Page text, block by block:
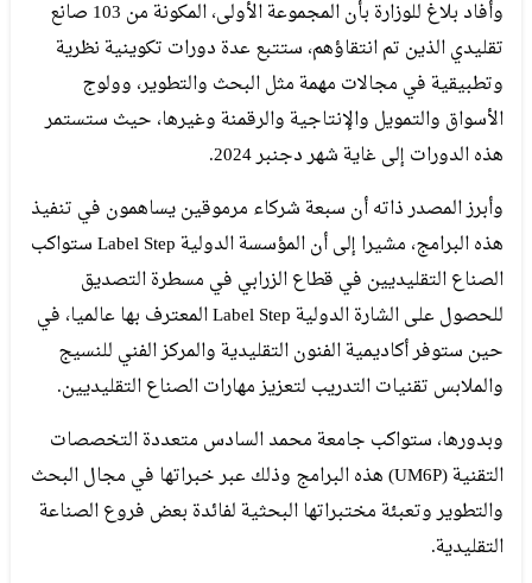
وأفاد بلاغ للوزارة بأن المجموعة الأولى، المكونة من 103 صانع
تقليدي الذين تم انتقاؤهم، ستتبع عدة دورات تكوينية نظرية
وتطبيقية في مجالات مهمة مثل البحث والتطوير، وولوج
الأسواق والتمويل والإنتاجية والرقمنة وغيرها، حيث ستستمر
هذه الدورات إلى غاية شهر دجنبر 2024.
وأبرز المصدر ذاته أن سبعة شركاء مرموقين يساهمون في تنفيذ
هذه البرامج، مشيرا إلى أن المؤسسة الدولية Label Step ستواكب
الصناع التقليديين في قطاع الزرابي في مسطرة التصديق
للحصول على الشارة الدولية Label Step المعترف بها عالميا، في
حين ستوفر أكاديمية الفنون التقليدية والمركز الفني للنسيج
والملابس تقنيات التدريب لتعزيز مهارات الصناع التقليديين.
وبدورها، ستواكب جامعة محمد السادس متعددة التخصصات
التقنية (UM6P) هذه البرامج وذلك عبر خبراتها في مجال البحث
والتطوير وتعبئة مختبراتها البحثية لفائدة بعض فروع الصناعة
التقليدية.